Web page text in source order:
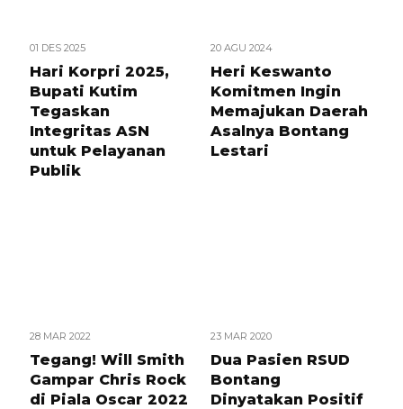
01 DES 2025
Hari Korpri 2025,
Bupati Kutim
Tegaskan
Integritas ASN
untuk Pelayanan
Publik
20 AGU 2024
Heri Keswanto
Komitmen Ingin
Memajukan Daerah
Asalnya Bontang
Lestari
28 MAR 2022
Tegang! Will Smith
Gampar Chris Rock
di Piala Oscar 2022
23 MAR 2020
Dua Pasien RSUD
Bontang
Dinyatakan Positif